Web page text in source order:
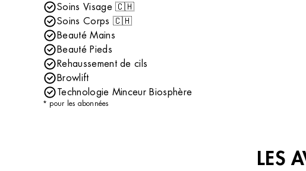
Soins Visage 🇨🇭
Soins Corps 🇨🇭
Beauté Mains
Beauté Pieds
Rehaussement de cils
Browlift
Technologie Minceur Biosphère
* pour les abonnées
LES